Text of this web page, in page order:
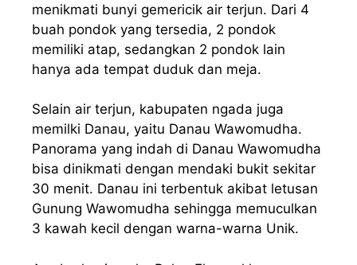
menikmati bunyi gemericik air terjun. Dari 4
buah pondok yang tersedia, 2 pondok
memiliki atap, sedangkan 2 pondok lain
hanya ada tempat duduk dan meja.
Selain air terjun, kabupaten ngada juga
memilki Danau, yaitu Danau Wawomudha.
Panorama yang indah di Danau Wawomudha
bisa dinikmati dengan mendaki bukit sekitar
30 menit. Danau ini terbentuk akibat letusan
Gunung Wawomudha sehingga memuculkan
3 kawah kecil dengan warna-warna Unik.